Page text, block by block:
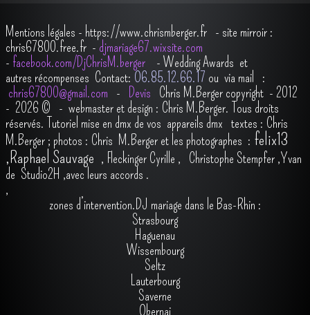
Mentions légales - https://www.chrismberger.fr - site mirroir :
chris67800.free.fr - djmariage67.wixsite.com
- facebook.com/DjChrisM.berger - Wedding Awards et
autres récompenses Contact: O6.85.12.66.17 ou via mail :
chris67800@gmail.com - Devis Chris M.Berger copyright - 2012
- 2026 © - webmaster et design : Chris M.Berger. Tous droits
réservés. Tutoriel mise en dmx de vos appareils dmx textes : Chris
M.Berger ; photos : Chris M.Berger et les photographes : felix13
,Raphael Sauvage , Fleckinger Cyrille , Christophe Stempfer ,Yvan
de Studio2H ,avec leurs accords .
,
zones d’intervention.DJ mariage dans le Bas-Rhin :
Strasbourg
Haguenau
Wissembourg
Seltz
Lauterbourg
Saverne
Obernai